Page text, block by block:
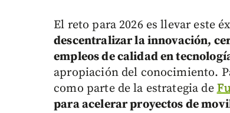
El reto para 2026 es llevar este
descentralizar la innovación,
empleos de calidad en
apropiación del conocimiento.
como parte de la estrategia de
para acelerar proyectos de